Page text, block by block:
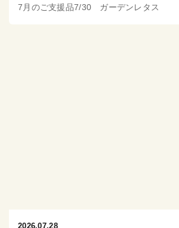
7月のご支援品7/30 ガーデンレタス
2026.07.28